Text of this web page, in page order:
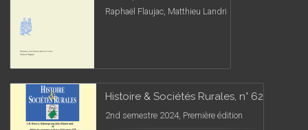
Raphaël Flaujac, Matthieu Landri
Histoire & Sociétés Rurales, n° 62
2nd semestre 2024, Première édition